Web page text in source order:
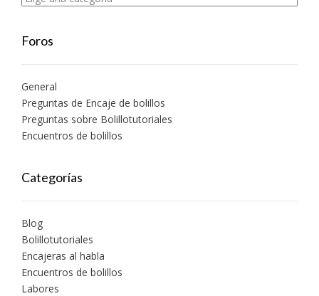
Foros
General
Preguntas de Encaje de bolillos
Preguntas sobre Bolillotutoriales
Encuentros de bolillos
Categorías
Blog
Bolillotutoriales
Encajeras al habla
Encuentros de bolillos
Labores